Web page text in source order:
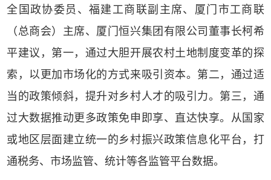
全国政协委员、福建工商联副主席、厦门市工商联
（总商会）主席、厦门恒兴集团有限公司董事长柯希
平建议，第一，通过大胆开展农村土地制度变革的探
索，以更加市场化的方式来吸引资本。第二，通过适
当的政策倾斜，提升对乡村人才的吸引力。第三，通
过大数据推动更多政策免申即享、直达快享。从国家
或地区层面建立统一的乡村振兴政策信息化平台，打
通税务、市场监管、统计等各监管平台数据。